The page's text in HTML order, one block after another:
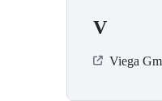
V
Viega